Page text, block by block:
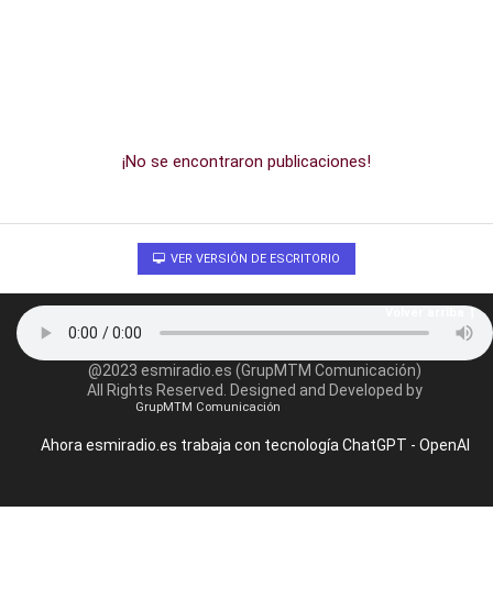
¡No se encontraron publicaciones!
VER VERSIÓN DE ESCRITORIO
@2023 esmiradio.es (GrupMTM Comunicación)
All Rights Reserved. Designed and Developed by
GrupMTM Comunicación
Ahora esmiradio.es trabaja con tecnología ChatGPT - OpenAI